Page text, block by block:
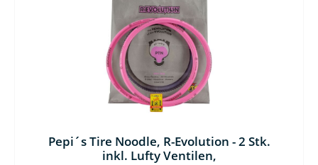
Pepi´s Tire Noodle, R-Evolution - 2 Stk.
inkl. Lufty Ventilen,